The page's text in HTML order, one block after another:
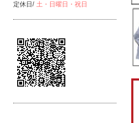
定休日/ 土・日曜日・祝日